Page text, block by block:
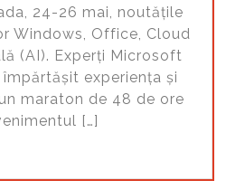
24-26 mai, noutățile
Windows, Office, Cloud
(AI). Experți Microsoft
experiența și
maraton de 48 de ore
[…]